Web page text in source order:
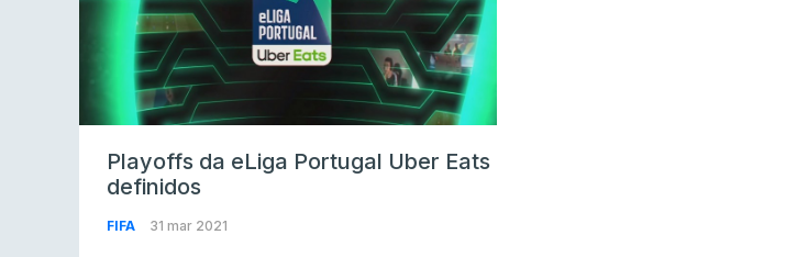
Playoffs da eLiga Portugal Uber Eats
definidos
FIFA 31 mar 2021